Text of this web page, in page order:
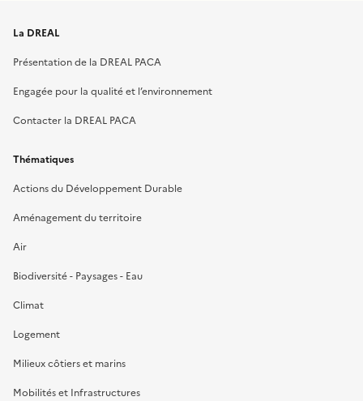
La DREAL
Présentation de la DREAL PACA
Engagée pour la qualité et l’environnement
Contacter la DREAL PACA
Thématiques
Actions du Développement Durable
Aménagement du territoire
Air
Biodiversité - Paysages - Eau
Climat
Logement
Milieux côtiers et marins
Mobilités et Infrastructures